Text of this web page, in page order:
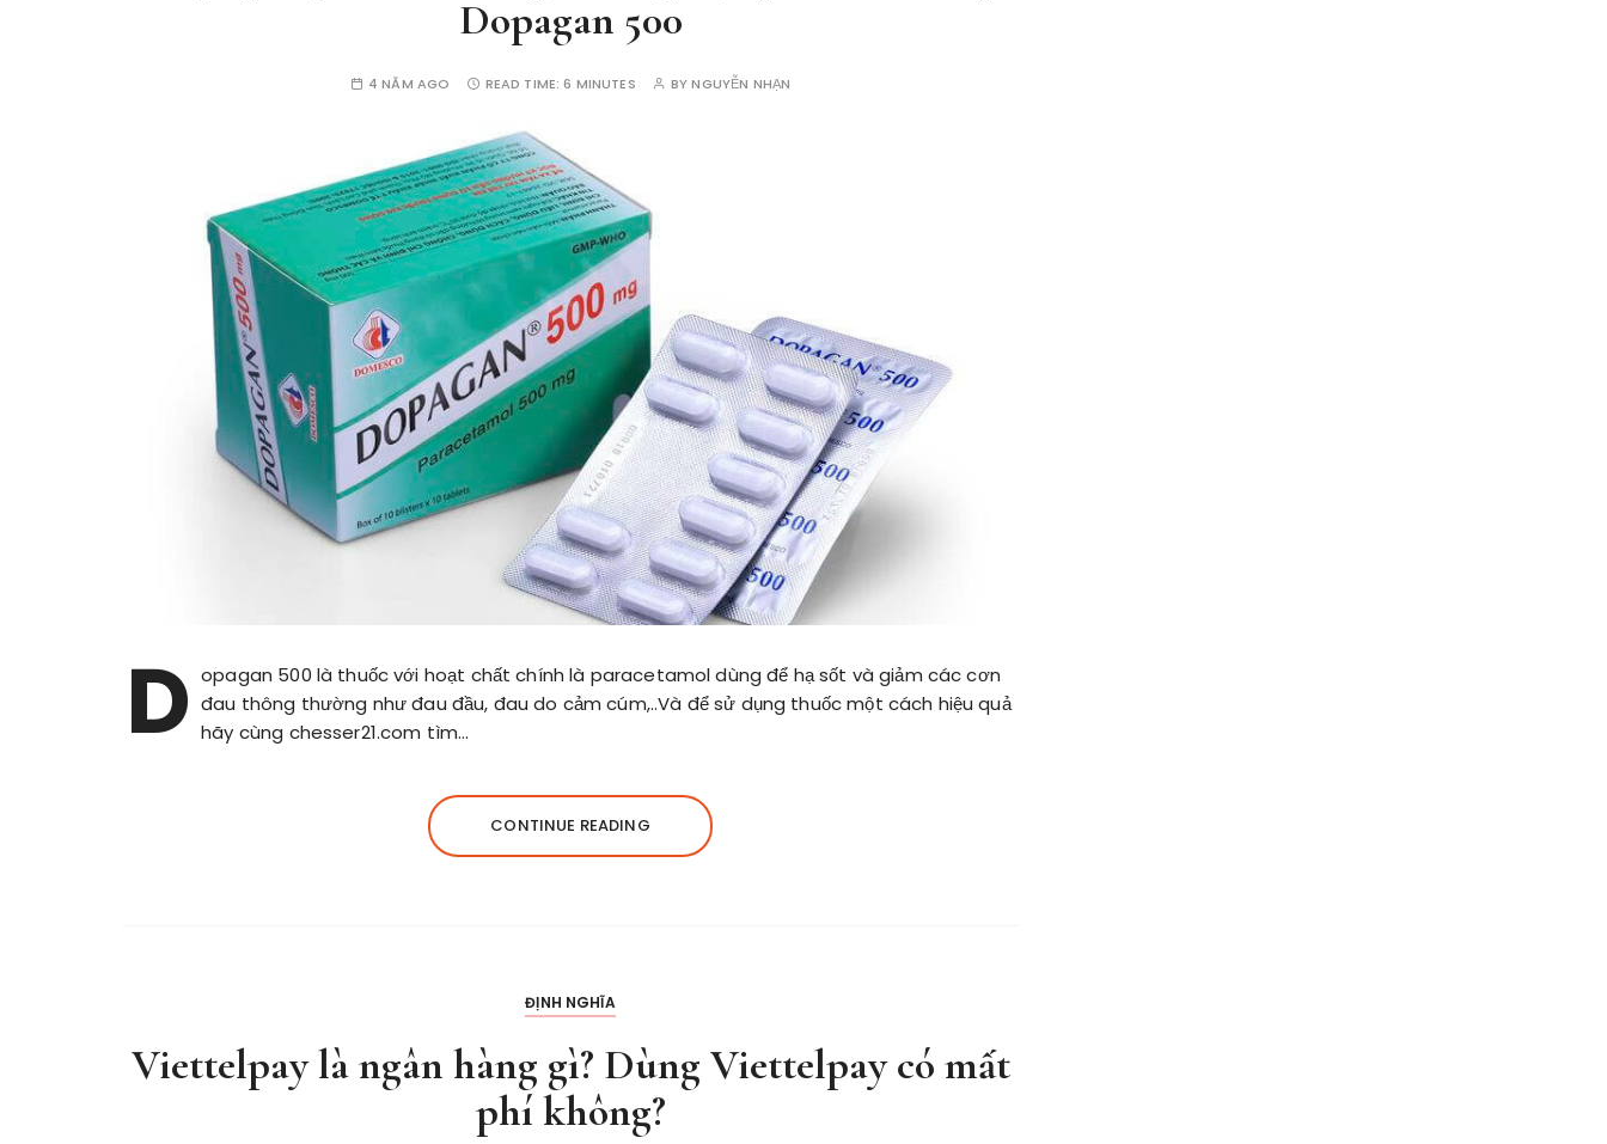
Dopagan 500
4 NĂM AGO READ TIME:6 MINUTES BYNGUYỄN NHẠN
D opagan 500 là thuốc với hoạt chất chính là paracetamol dùng để hạ sốt và giảm các cơn
đau thông thường như đau đầu, đau do cảm cúm,..Và để sử dụng thuốc một cách hiệu quả
hãy cùng chesser21.com tìm…
CONTINUE READING
ĐỊNH NGHĨA
Viettelpay là ngân hàng gì? Dùng Viettelpay có mất
phí không?